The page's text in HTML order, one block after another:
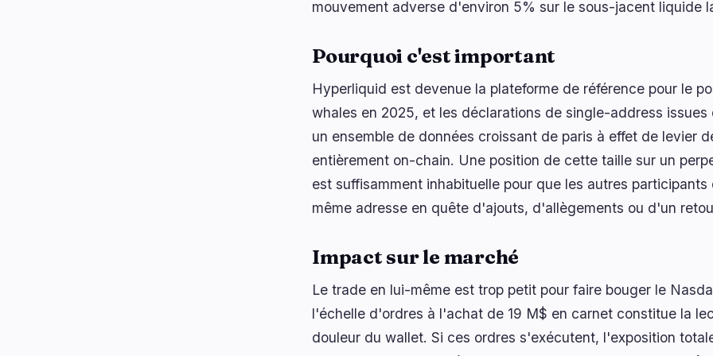
mouvement adverse d'environ 5% sur le sous-jacent liquide
Pourquoi c'est important
Hyperliquid est devenue la plateforme de référence pour le
whales en 2025, et les déclarations de single-address
un ensemble de données croissant de paris à effet de levier
entièrement on-chain. Une position de cette taille sur un
est suffisamment inhabituelle pour que les autres
même adresse en quête d'ajouts, d'allègements ou d'un
Impact sur le marché
Le trade en lui-même est trop petit pour faire bouger le
l'échelle d'ordres à l'achat de 19 M$ en carnet constitue la
douleur du wallet. Si ces ordres s'exécutent, l'exposition